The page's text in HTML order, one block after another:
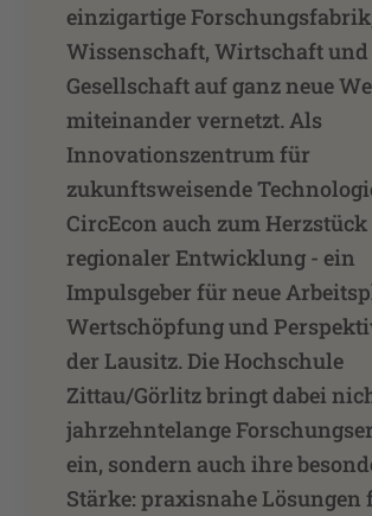
einzigartige
Wissenschaft, Wirtschaft und
Gesellschaft auf ganz neue
miteinander vernetzt. Als
Innovationszentrum für
zukunftsweisende
CircEcon auch zum Herzstück
regionaler Entwicklung - ein
Impulsgeber für neue
Wertschöpfung und
der Lausitz. Die Hochschule
Zittau/Görlitz bringt dabei
jahrzehntelange
ein, sondern auch ihre
Stärke: praxisnahe Lösungen